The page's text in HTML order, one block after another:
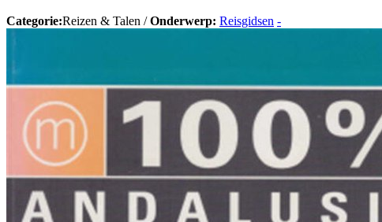
Categorie:Reizen & Talen /Onderwerp: Reisgidsen -